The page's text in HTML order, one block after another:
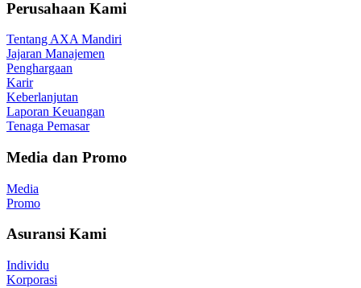
Perusahaan Kami
Tentang AXA Mandiri
Jajaran Manajemen
Penghargaan
Karir
Keberlanjutan
Laporan Keuangan
Tenaga Pemasar
Media dan Promo
Media
Promo
Asuransi Kami
Individu
Korporasi